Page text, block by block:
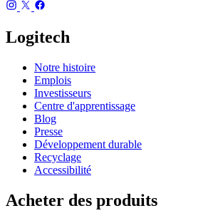
Logitech
Notre histoire
Emplois
Investisseurs
Centre d'apprentissage
Blog
Presse
Développement durable
Recyclage
Accessibilité
Acheter des produits